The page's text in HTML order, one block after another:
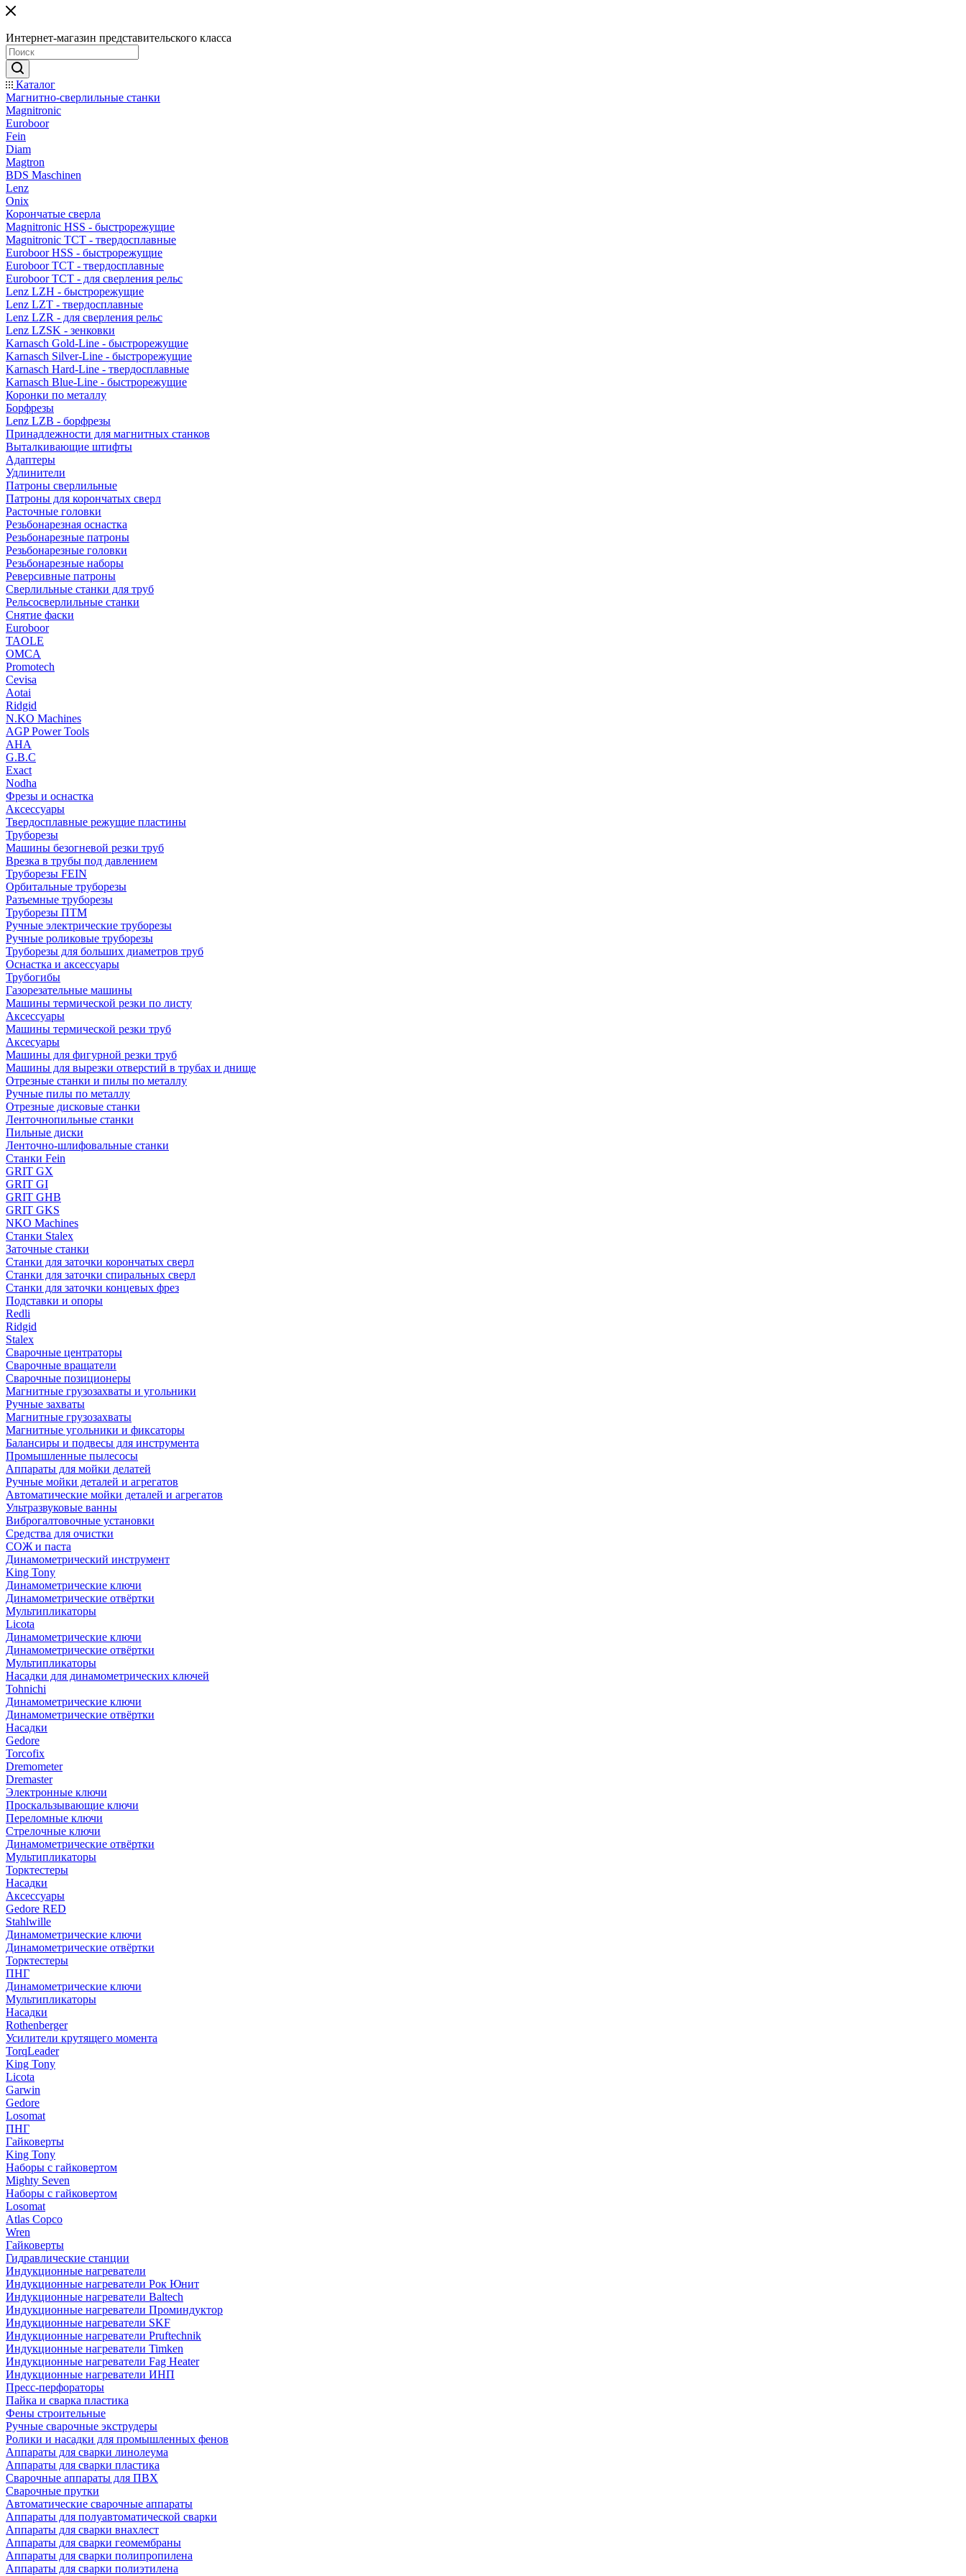
Интернет-магазин представительского класса
Каталог
Магнитно-сверлильные станки
Magnitronic
Euroboor
Fein
Diam
Magtron
BDS Maschinen
Lenz
Onix
Корончатые сверла
Magnitronic HSS - быстрорежущие
Magnitronic TCT - твердосплавные
Euroboor HSS - быстрорежущие
Euroboor TCT - твердосплавные
Euroboor TCT - для сверления рельс
Lenz LZH - быстрорежущие
Lenz LZT - твердосплавные
Lenz LZR - для сверления рельс
Lenz LZSK - зенковки
Karnasch Gold-Line - быстрорежущие
Karnasch Silver-Line - быстрорежущие
Karnasch Hard-Line - твердосплавные
Karnasch Blue-Line - быстрорежущие
Коронки по металлу
Борфрезы
Lenz LZB - борфрезы
Принадлежности для магнитных станков
Выталкивающие штифты
Адаптеры
Удлинители
Патроны сверлильные
Патроны для корончатых сверл
Расточные головки
Резьбонарезная оснастка
Резьбонарезные патроны
Резьбонарезные головки
Резьбонарезные наборы
Реверсивные патроны
Сверлильные станки для труб
Рельсосверлильные станки
Снятие фаски
Euroboor
TAOLE
OMCA
Promotech
Cevisa
Aotai
Ridgid
N.KO Machines
AGP Power Tools
AHA
G.B.C
Exact
Nodha
Фрезы и оснастка
Аксессуары
Твердосплавные режущие пластины
Труборезы
Машины безогневой резки труб
Врезка в трубы под давлением
Труборезы FEIN
Орбитальные труборезы
Разъемные труборезы
Труборезы ПТМ
Ручные электрические труборезы
Ручные роликовые труборезы
Труборезы для больших диаметров труб
Оснастка и аксессуары
Трубогибы
Газорезательные машины
Машины термической резки по листу
Аксессуары
Машины термической резки труб
Аксесуары
Машины для фигурной резки труб
Машины для вырезки отверстий в трубах и днище
Отрезные станки и пилы по металлу
Ручные пилы по металлу
Отрезные дисковые станки
Ленточнопильные станки
Пильные диски
Ленточно-шлифовальные станки
Станки Fein
GRIT GX
GRIT GI
GRIT GHB
GRIT GKS
NKO Machines
Станки Stalex
Заточные станки
Станки для заточки корончатых сверл
Станки для заточки спиральных сверл
Станки для заточки концевых фрез
Подставки и опоры
Redli
Ridgid
Stalex
Сварочные центраторы
Сварочные вращатели
Сварочные позиционеры
Магнитные грузозахваты и угольники
Ручные захваты
Магнитные грузозахваты
Магнитные угольники и фиксаторы
Балансиры и подвесы для инструмента
Промышленные пылесосы
Аппараты для мойки делатей
Ручные мойки деталей и агрегатов
Автоматические мойки деталей и агрегатов
Ультразвуковые ванны
Виброгалтовочные установки
Средства для очистки
СОЖ и паста
Динамометрический инструмент
King Tony
Динамометрические ключи
Динамометрические отвёртки
Мультипликаторы
Licota
Динамометрические ключи
Динамометрические отвёртки
Мультипликаторы
Насадки для динамометрических ключей
Tohnichi
Динамометрические ключи
Динамометрические отвёртки
Насадки
Gedore
Torcofix
Dremometer
Dremaster
Электронные ключи
Проскальзывающие ключи
Переломные ключи
Стрелочные ключи
Динамометрические отвёртки
Мультипликаторы
Торктестеры
Насадки
Аксессуары
Gedore RED
Stahlwille
Динамометрические ключи
Динамометрические отвёртки
Торктестеры
ПНГ
Динамометрические ключи
Мультипликаторы
Насадки
Rothenberger
Усилители крутящего момента
TorqLeader
King Tony
Licota
Garwin
Gedore
Losomat
ПНГ
Гайковерты
King Tony
Наборы с гайковертом
Mighty Seven
Наборы с гайковертом
Losomat
Atlas Copco
Wren
Гайковерты
Гидравлические станции
Индукционные нагреватели
Индукционные нагреватели Рок Юнит
Индукционные нагреватели Baltech
Индукционные нагреватели Проминдуктор
Индукционные нагреватели SKF
Индукционные нагреватели Pruftechnik
Индукционные нагреватели Timken
Индукционные нагреватели Fag Heater
Индукционные нагреватели ИНП
Пресс-перфораторы
Пайка и сварка пластика
Фены строительные
Ручные сварочные экструдеры
Ролики и насадки для промышленных фенов
Аппараты для сварки линолеума
Аппараты для сварки пластика
Сварочные аппараты для ПВХ
Сварочные прутки
Автоматические сварочные аппараты
Аппараты для полуавтоматической сварки
Аппараты для сварки внахлест
Аппараты для сварки геомембраны
Аппараты для сварки полипропилена
Аппараты для сварки полиэтилена